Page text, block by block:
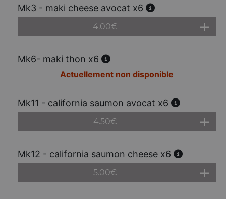
Mk3 - maki cheese avocat x6
4.00€
Mk6- maki thon x6
Actuellement non disponible
Mk11 - california saumon avocat x6
4.50€
Mk12 - california saumon cheese x6
5.00€